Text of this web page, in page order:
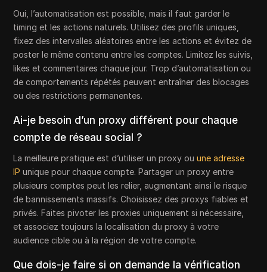
Oui, l’automatisation est possible, mais il faut garder le
timing et les actions naturels. Utilisez des profils uniques,
fixez des intervalles aléatoires entre les actions et évitez de
poster le même contenu entre les comptes. Limitez les suivis,
likes et commentaires chaque jour. Trop d’automatisation ou
de comportements répétés peuvent entraîner des blocages
ou des restrictions permanentes.
Ai-je besoin d’un proxy différent pour chaque
compte de réseau social ?
La meilleure pratique est d’utiliser un proxy ouune adresse
IP unique pour chaque compte. Partager un proxy entre
plusieurs comptes peut les relier, augmentant ainsi le risque
de bannissements massifs. Choisissez des proxys fiables et
privés. Faites pivoter les proxies uniquement si nécessaire,
et associez toujours la localisation du proxy à votre
audience cible ou à la région de votre compte.
Que dois-je faire si on demande la vérification